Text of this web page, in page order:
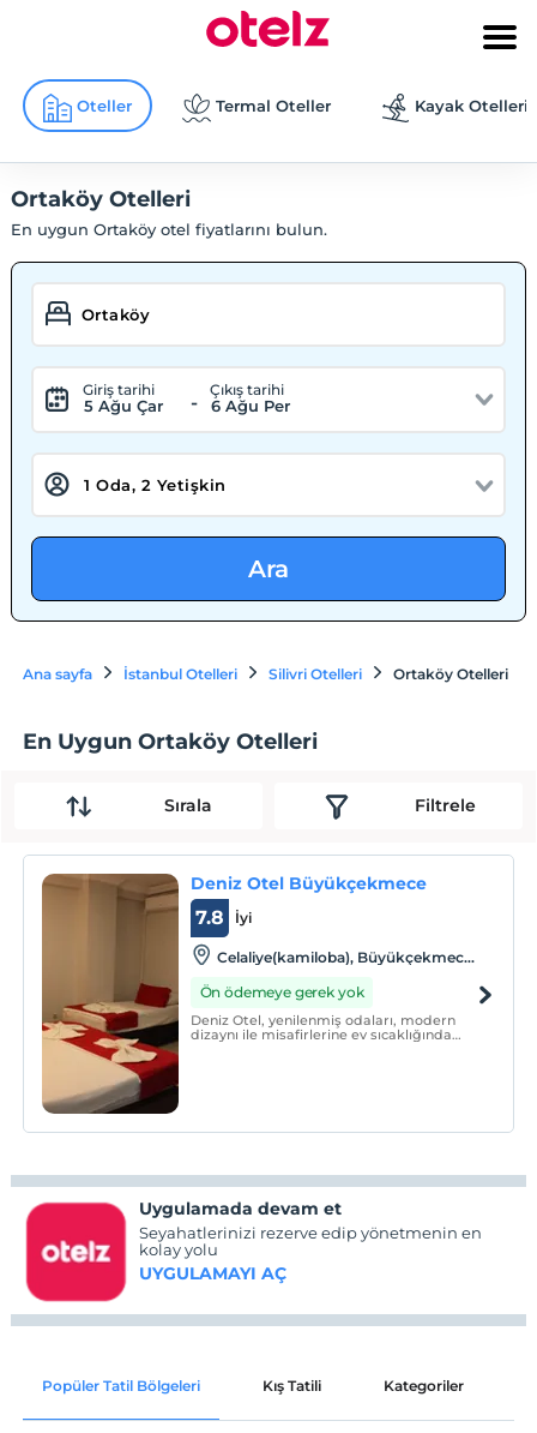
Oteller Termal Oteller Kayak Otelleri
Ortaköy Otelleri
En uygun Ortaköy otel fiyatlarını bulun.
Giriş tarihi
5 Ağu Çar -
Çıkış tarihi
6 Ağu Per
Ara
Ana sayfa İstanbul Otelleri Silivri Otelleri Ortaköy Otelleri
En Uygun Ortaköy Otelleri
Sırala Filtrele
Deniz Otel Büyükçekmece
İyi
7.8
Celaliye(kamiloba), Büyükçekmece,
Ön ödemeye gerek yok
Deniz Otel, yenilenmiş odaları, modern
dizaynı ile misafirlerine ev sıcaklığında
Uygulamada devam et
Seyahatlerinizi rezerve edip yönetmenin en
kolay yolu
UYGULAMAYI AÇ
Popüler Tatil Bölgeleri Kış Tatili Kategoriler